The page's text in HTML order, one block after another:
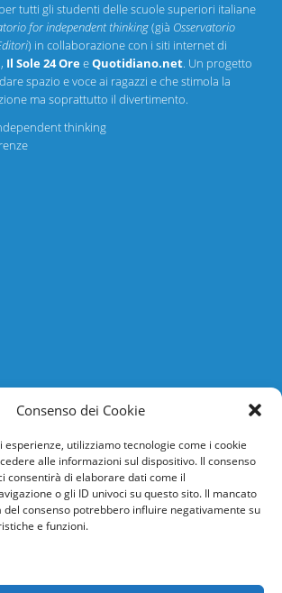
Consenso dei Cookie
utilizziamo tecnologie come i cookie
alle informazioni sul dispositivo. Il consenso
consentirà di elaborare dati come il
o gli ID univoci su questo sito. Il mancato
del consenso potrebbero influire negativamente su
e funzioni.
per tutti gli studenti delle scuole superiori italiane
for independent thinking(già Osservatorio
) in collaborazione con i siti internet di
, Il Sole 24 OreeQuotidiano.net. Un progetto
spazio e voce ai ragazzi e che stimola la
ma soprattutto il divertimento.
thinking